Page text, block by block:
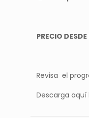
PRECIO
Revisa el
Descarga